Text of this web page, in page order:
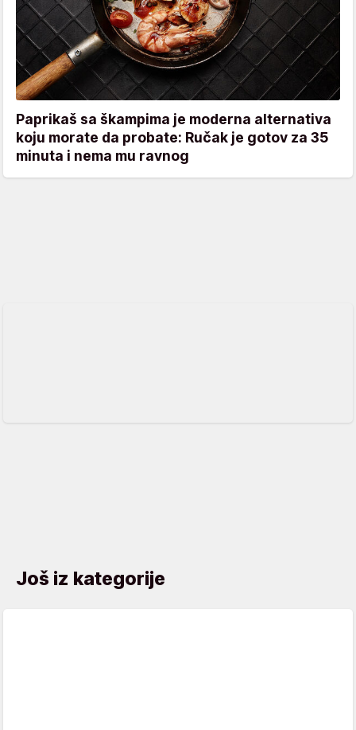
Paprikaš sa škampima je moderna alternativa
koju morate da probate: Ručak je gotov za 35
minuta i nema mu ravnog
Još iz kategorije